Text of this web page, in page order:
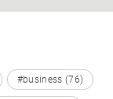
#business (76)